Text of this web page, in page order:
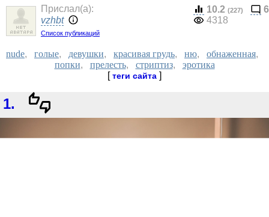
Прислал(a):
vzhbt
Список публикаций
10.2 (227)
6
4318
nude, голые, девушки, красивая грудь, ню, обнаженная,
попки, прелесть, стриптиз, эротика
[теги сайта ]
1.